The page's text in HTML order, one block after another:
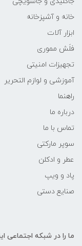
خانه و آشپزخانه
ابزار آلات
فلَش مموری
تجهیزات امنیتی
آموزشی و لوازم التحریر
راهنما
درباره ما
تماس با ما
سوپر مارکتی
عطر و ادکلن
پاد و ویپ
صنایع دستی
ما را در شبکه‌ اجتماعی